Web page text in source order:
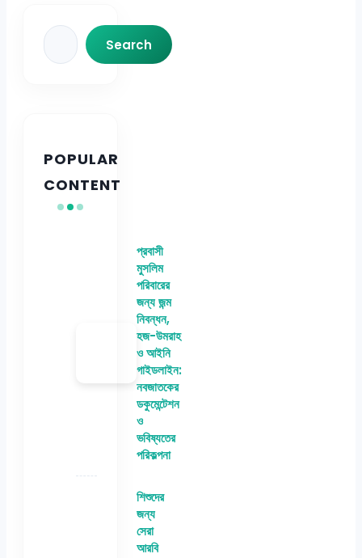
Search
Search
POPULAR
CONTENT
প্রবাসী
মুসলিম
পরিবারের
জন্য জন্ম
নিবন্ধন,
হজ-উমরাহ
ও আইনি
গাইডলাইন:
নবজাতকের
ডকুমেন্টেশন
ও
ভবিষ্যতের
পরিকল্পনা
শিশুদের
জন্য
সেরা
আরবি